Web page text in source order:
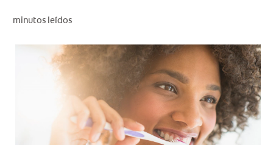
PARA PROFESIONALES
CUPONES
DÓNDE COMPRAR
minutos leídos